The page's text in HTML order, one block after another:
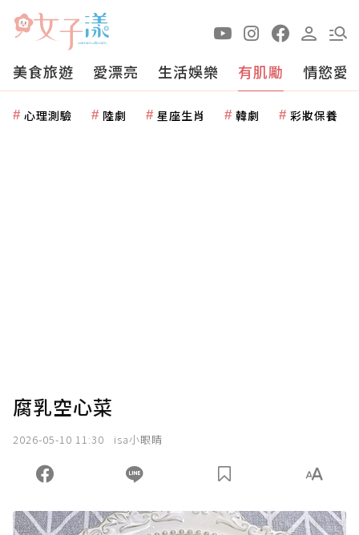
美食旅遊 愛漂亮 生活娛樂 有肌勵 情慾愛
心理測驗 陸劇 星座生肖 韓劇 彩妝保養
腐乳空心菜
2026-05-10 11:30 isa小眼睛